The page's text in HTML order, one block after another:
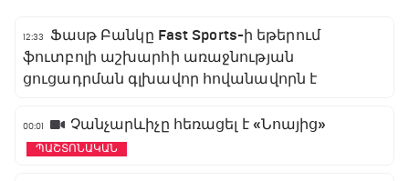
12:33
Ֆասթ Բանկը Fast Sports-ի եթերում
ֆուտբոլի աշխարհի առաջնության
ցուցադրման գլխավոր հովանավորն է
00:01 Չանչարևիչը հեռացել է «Նոայից»
ՊԱՇՏՈՆԱԿԱՆ